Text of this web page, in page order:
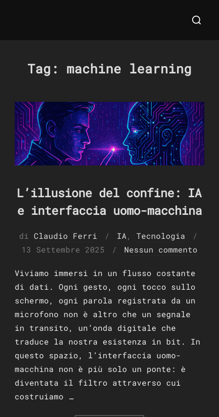
Cerca
Tag: machine learning
L’illusione del confine: IA
e interfaccia uomo-macchina
di Claudio Ferri IA, Tecnologia
13 Settembre 2025 Nessun commento
Viviamo immersi in un flusso costante
di dati. Ogni gesto, ogni tocco sullo
schermo, ogni parola registrata da un
microfono non è altro che un segnale
in transito, un’onda digitale che
traduce la nostra esistenza in bit. In
questo spazio, l’interfaccia uomo-
macchina non è più solo un ponte: è
diventata il filtro attraverso cui
costruiamo …